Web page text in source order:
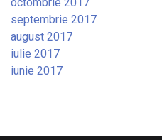
septembrie 2017
august 2017
iulie 2017
iunie 2017